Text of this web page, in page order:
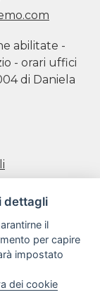
abilitate -
- orari uffici
di Daniela
Cookie
web
dettagli
il
per capire
impostato
dei cookie